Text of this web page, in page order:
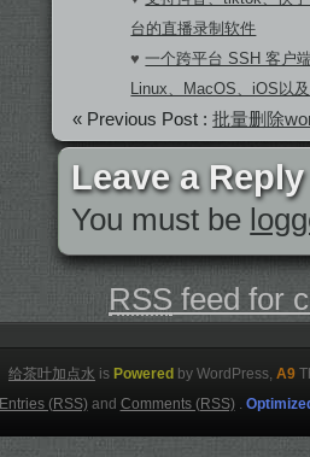
台的直播录制软件
♥一个跨平台 SSH 客户
Linux、MacOS、iOS以
« Previous Post :批量删除
Leave a Reply
You must be
RSS feed for
给茶叶加点水 is Powered by WordPress, A9
Entries (RSS)and Comments (RSS).